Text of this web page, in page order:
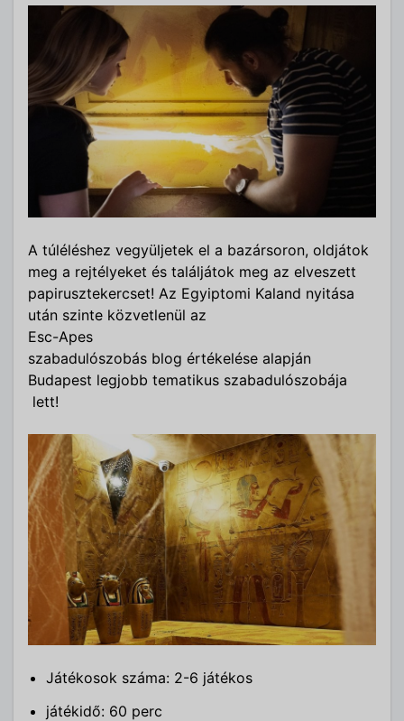
A túléléshez vegyüljetek el a bazársoron, oldjátok
meg a rejtélyeket és találjátok meg az elveszett
papirusztekercset! Az Egyiptomi Kaland nyitása
után szinte közvetlenül az
Esc-Apes
szabadulószobás blog értékelése alapján
Budapest legjobb tematikus szabadulószobája
lett!
Játékosok száma: 2-6 játékos
játékidő: 60 perc